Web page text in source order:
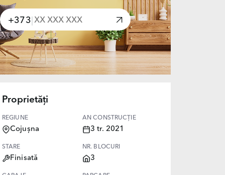
+373
Proprietăți
REGIUNE
Cojușna
AN CONSTRUCȚIE
3 tr. 2021
STARE
Finisată
NR. BLOCURI
3